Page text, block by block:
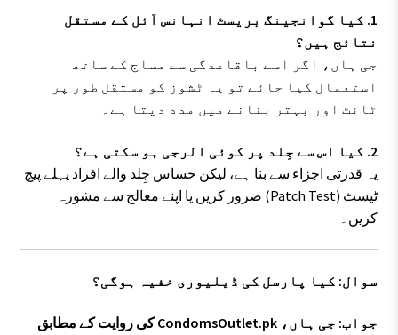
1. کیا گوانجینگ بریسٹ انہانس آئل کے مستقل
نتائج ہیں؟
جی ہاں، اگر اسے باقاعدگی سے مساج کے ساتھ
استعمال کیا جائے تو یہ ٹشوز کو مستقل طور پر
ٹائٹ اور بہتر بنانے میں مدد دیتا ہے۔
2. کیا اس سے جِلد پر کوئی الرجی ہو سکتی ہے؟
یہ قدرتی اجزاء سے بنا ہے، لیکن حساس جِلد والے افراد پہلے پیچ
ٹیسٹ (Patch Test) ضرور کریں یا اپنے معالج سے مشورہ
کریں۔
سوال: کیا پارسل کی ڈیلیوری خفیہ ہوگی؟
جواب: جی ہاں، CondomsOutlet.pk کی روایت کے مطابق